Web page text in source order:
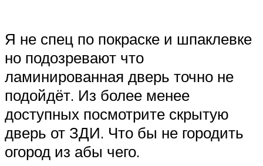
Я не спец по покраске и шпаклевке
но подозревают что
ламинированная дверь точно не
подойдёт. Из более менее
доступных посмотрите скрытую
дверь от ЗДИ. Что бы не городить
огород из абы чего.